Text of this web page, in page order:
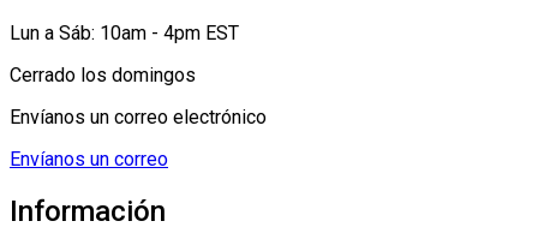
Lun a Sáb: 10am - 4pm EST
Cerrado los domingos
Envíanos un correo electrónico
Envíanos un correo
Información